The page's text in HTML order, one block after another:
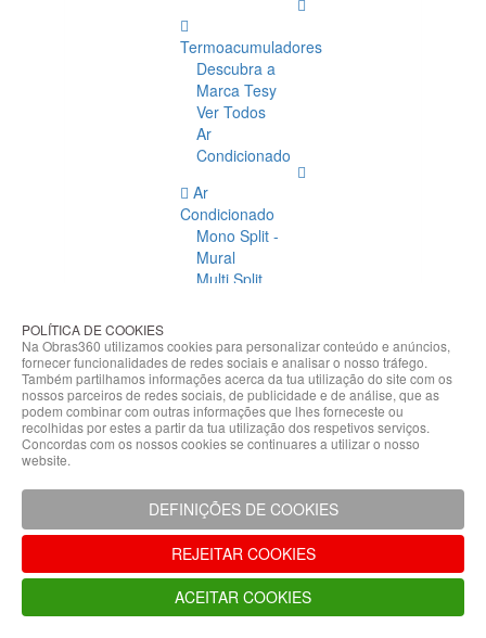
Termoacumuladores
Descubra a
Marca Tesy
Ver Todos
Ar
Condicionado
Ar
Condicionado
Mono Split -
Mural
Multi Split
Condicionado
Acessórios
Climatização
Acessórios
Climatização
Hidráulicas
Controladores
Fixações e
Acessórios
Isolamento
para
Tubagem
POLÍTICA DE COOKIES
Na Obras360 utilizamos cookies para personalizar conteúdo e anúncios,
fornecer funcionalidades de redes sociais e analisar o nosso tráfego.
Também partilhamos informações acerca da tua utilização do site com os
nossos parceiros de redes sociais, de publicidade e de análise, que as
podem combinar com outras informações que lhes forneceste ou
recolhidas por estes a partir da tua utilização dos respetivos serviços.
Concordas com os nossos cookies se continuares a utilizar o nosso
website.
DEFINIÇÕES DE COOKIES
REJEITAR COOKIES
ACEITAR COOKIES